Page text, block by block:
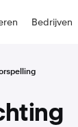
Bedrijven